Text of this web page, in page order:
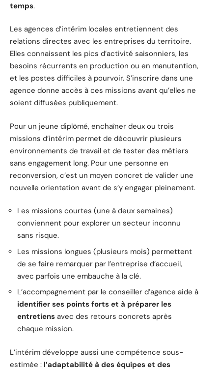
temps.
Les agences d’intérim locales entretiennent des
relations directes avec les entreprises du territoire.
Elles connaissent les pics d’activité saisonniers, les
besoins récurrents en production ou en manutention,
et les postes difficiles à pourvoir. S’inscrire dans une
agence donne accès à ces missions avant qu’elles ne
soient diffusées publiquement.
Pour un jeune diplômé, enchaîner deux ou trois
missions d’intérim permet de découvrir plusieurs
environnements de travail et de tester des métiers
sans engagement long. Pour une personne en
reconversion, c’est un moyen concret de valider une
nouvelle orientation avant de s’y engager pleinement.
Les missions courtes (une à deux semaines)
conviennent pour explorer un secteur inconnu
sans risque.
Les missions longues (plusieurs mois) permettent
de se faire remarquer par l’entreprise d’accueil,
avec parfois une embauche à la clé.
L’accompagnement par le conseiller d’agence aide à
identifier ses points forts et à préparer les
entretiens avec des retours concrets après
chaque mission.
L’intérim développe aussi une compétence sous-
estimée : l’adaptabilité à des équipes et des